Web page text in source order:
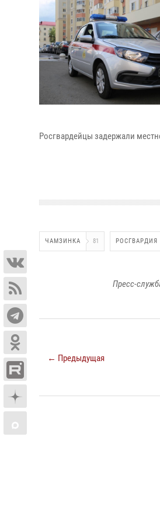
Росгвардейцы задержали
ЧАМЗИНКА 81 РОСГВАРДИЯ
Пресс-
← Предыдущая